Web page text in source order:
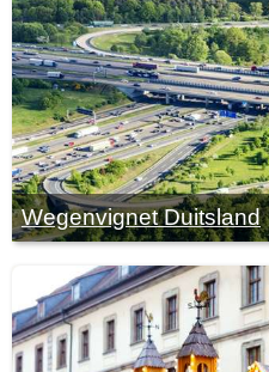
Wegenvignet Duitsland